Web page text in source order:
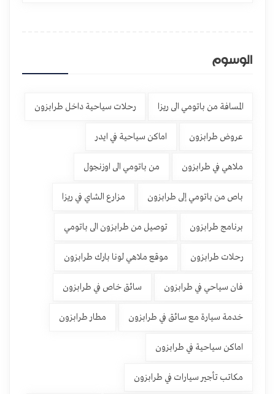
الوسوم
المسافة من باتومي الى ريزا رحلات سياحية داخل طرابزون
عروض طرابزون اماكن سياحية في ايدر
ملاهي في طرابزون من باتومي الى اوزنجول
باص من باتومي إلى طرابزون مزارع الشاي في ريزا
برنامج طرابزون توصيل من طرابزون الى باتومي
رحلات طرابزون موقع ملاهي لونا بارك طرابزون
فان سياحي في طرابزون سائق خاص في طرابزون
خدمة سيارة مع سائق في طرابزون مطار طرابزون
اماكن سياحية في طرابزون
مكاتب تأجير سيارات في طرابزون